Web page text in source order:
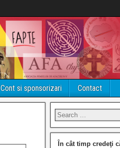
Cont si sponsorizari Contact
În cât timp credeţi